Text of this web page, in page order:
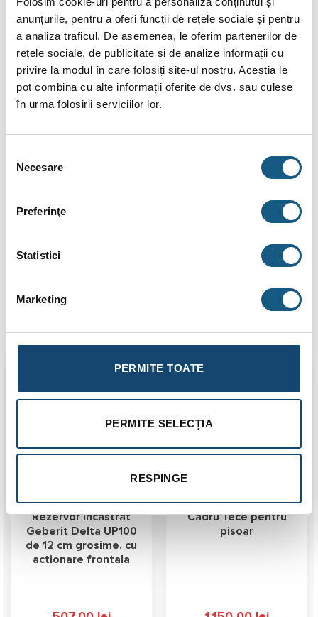
anunțurile, pentru a oferi funcții de rețele sociale și pentru
a analiza traficul. De asemenea, le oferim partenerilor de
rețele sociale, de publicitate și de analize informații cu
privire la modul în care folosiți site-ul nostru. Aceștia le
pot combina cu alte informații oferite de dvs. sau culese
în urma folosirii serviciilor lor.
consimțământului
Necesare
Preferinţe
Statistici
Marketing
PERMITE TOATE
PERMITE SELECȚIA
RESPINGE
INFORMAȚII SUPLIMENTARE
BRAND
RECENZII (0)
Geberit 156.050.00.1
Geberit 156.050.00.1
este un set fonoizolant pentru vasele
WC suspendate sau pentru bideuri cu distanta de fixare 18
sau 23 cm. Acesta este confectionat din PE – E, are forma
patrata si finisaj alb.
Setul de livrare include: 2 saibe, 2 mansoane fonoizolante,
Produse similare
Rezervor incastrat
Geberit Delta UP100
de 12 cm grosime, cu
actionare frontala
Cadru Tece pentru
pisoar